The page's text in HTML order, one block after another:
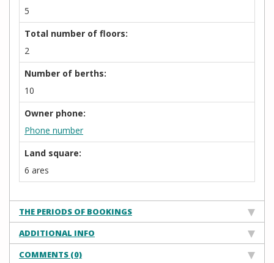
5
Total number of floors:
2
Number of berths:
10
Owner phone:
Phone number
Land square:
6 ares
THE PERIODS OF BOOKINGS
ADDITIONAL INFO
COMMENTS (0)